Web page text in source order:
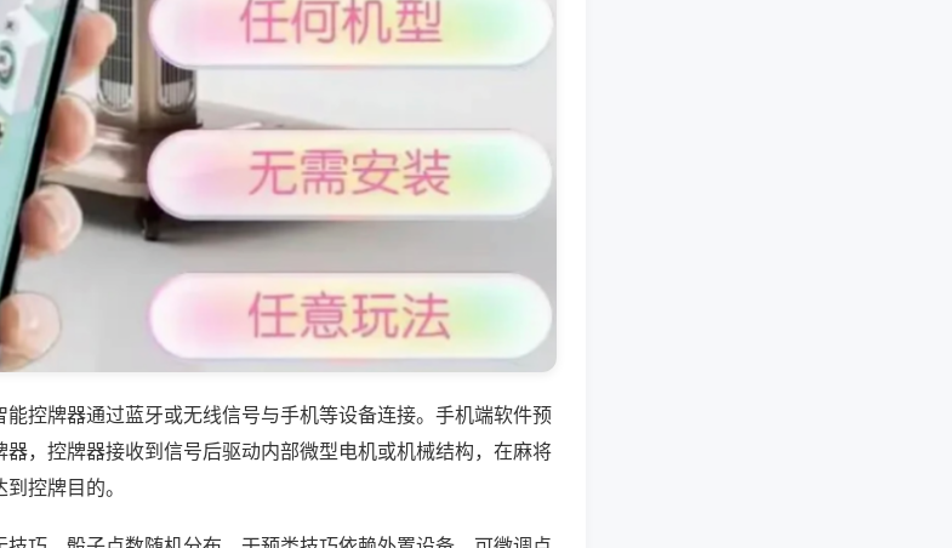
控牌器通过蓝牙或无线信号与手机等设备连接。手机端软件预
，控牌器接收到信号后驱动内部微型电机或机械结构，在麻将
控牌目的。